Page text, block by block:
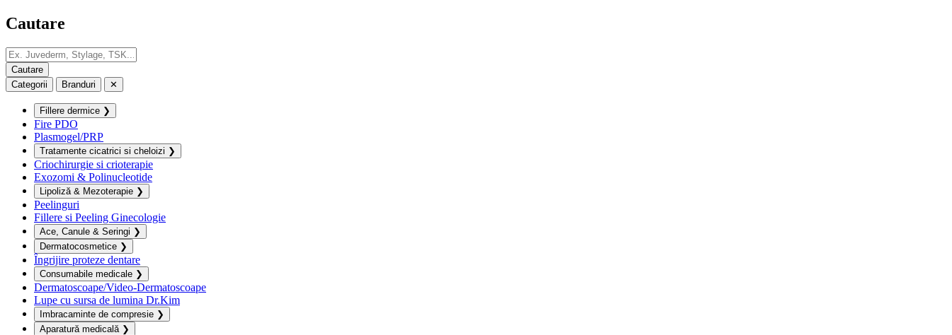
Cautare
Categorii Branduri ✕
Fillere dermice ❯
Fire PDO
Plasmogel/PRP
Tratamente cicatrici si cheloizi ❯
Criochirurgie si crioterapie
Exozomi & Polinucleotide
Lipoliză & Mezoterapie ❯
Peelinguri
Fillere si Peeling Ginecologie
Ace, Canule & Seringi ❯
Dermatocosmetice ❯
Îngrijire proteze dentare
Consumabile medicale ❯
Dermatoscoape/Video-Dermatoscoape
Lupe cu sursa de lumina Dr.Kim
Imbracaminte de compresie ❯
Aparatură medicală ❯